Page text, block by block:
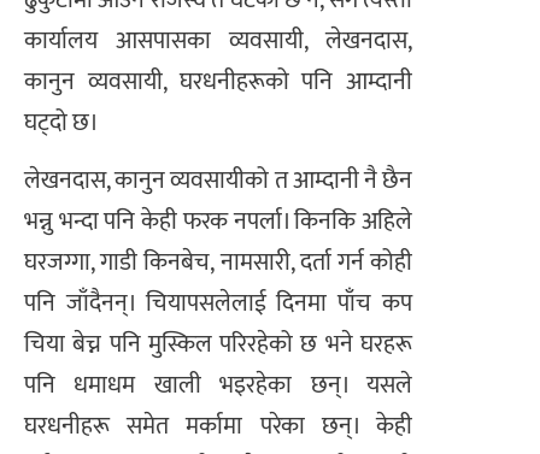
कार्यालय आसपासका व्यवसायी, लेखनदास,
कानुन व्यवसायी, घरधनीहरूको पनि आम्दानी
घट्दो छ।
लेखनदास, कानुन व्यवसायीको त आम्दानी नै छैन
भन्नु भन्दा पनि केही फरक नपर्ला। किनकि अहिले
घरजग्गा, गाडी किनबेच, नामसारी, दर्ता गर्न कोही
पनि जाँदैनन्। चियापसलेलाई दिनमा पाँच कप
चिया बेच्न पनि मुस्किल परिरहेको छ भने घरहरू
पनि धमाधम खाली भइरहेका छन्। यसले
घरधनीहरू समेत मर्कामा परेका छन्। केही